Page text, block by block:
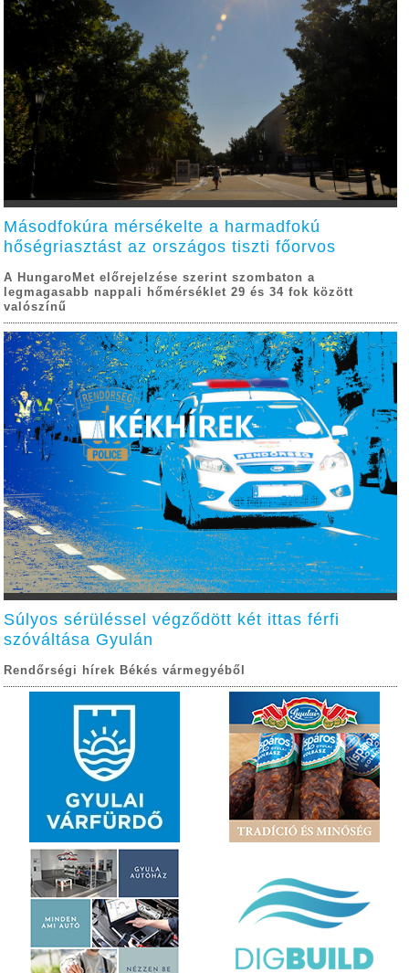
Másodfokúra mérsékelte a harmadfokú
hőségriasztást az országos tiszti főorvos
A HungaroMet előrejelzése szerint szombaton a
legmagasabb nappali hőmérséklet 29 és 34 fok között
valószínű
Súlyos sérüléssel végződött két ittas férfi
szóváltása Gyulán
Rendőrségi hírek Békés vármegyéből